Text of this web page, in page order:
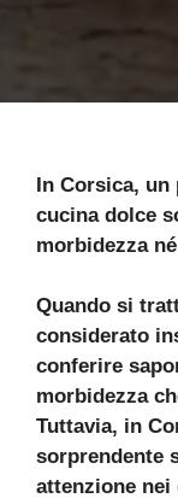
In Corsica,
cucina dolce
morbidezza
Quando si
considerato
conferire
morbidezza
Tuttavia, in
sorprendente
attenzione